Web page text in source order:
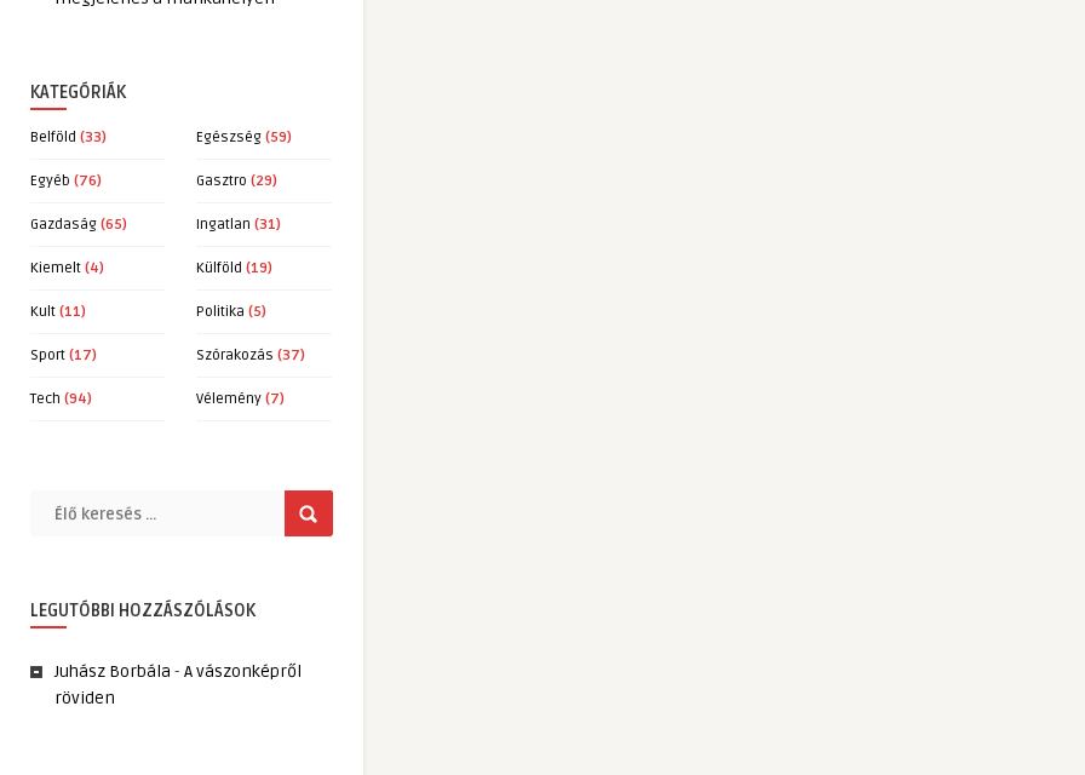
KATEGÓRIÁK
Belföld (33) Egészség (59)
Egyéb (76) Gasztro (29)
Gazdaság (65) Ingatlan (31)
Kiemelt (4) Külföld (19)
Kult (11) Politika (5)
Sport (17) Szórakozás (37)
Tech (94) Vélemény (7)
LEGUTÓBBI HOZZÁSZÓLÁSOK
Juhász Borbála - A vászonképről
röviden